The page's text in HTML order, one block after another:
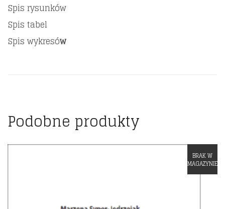
Spis rysunków
Spis tabel
Spis wykresów
Podobne produkty
BRAK W
MAGAZYNIE